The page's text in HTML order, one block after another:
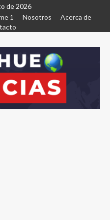
de 2026
1 Nosotros
Acerca de